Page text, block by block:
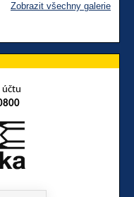
Zobrazit všechny galerie
účtu